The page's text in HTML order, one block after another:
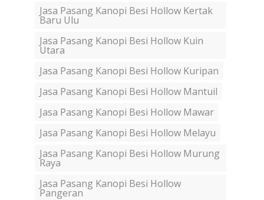
Jasa Pasang Kanopi Besi Hollow Kertak
Baru Ulu
Jasa Pasang Kanopi Besi Hollow Kuin
Utara
Jasa Pasang Kanopi Besi Hollow Kuripan
Jasa Pasang Kanopi Besi Hollow Mantuil
Jasa Pasang Kanopi Besi Hollow Mawar
Jasa Pasang Kanopi Besi Hollow Melayu
Jasa Pasang Kanopi Besi Hollow Murung
Raya
Jasa Pasang Kanopi Besi Hollow
Pangeran